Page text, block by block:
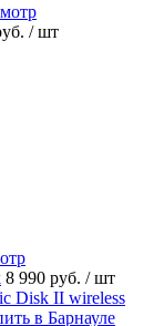
/ шт
8 990 руб. / шт